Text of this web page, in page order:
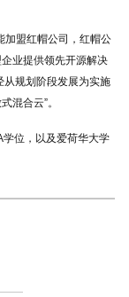
加盟红帽公司，红帽公
业提供领先开源解决
从规划阶段发展为实施
混合云”。
位，以及爱荷华大学